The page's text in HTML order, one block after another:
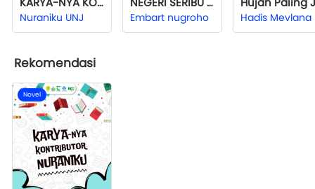
Nuraniku UNJ Embart nugroho Hadis Mevlana
Rekomendasi
Novel